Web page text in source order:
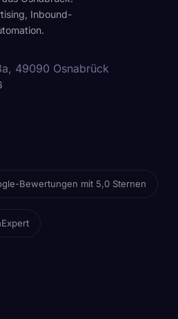
Inbound-
49090 Osnabrück
Bewertungen mit 5,0 Sternen